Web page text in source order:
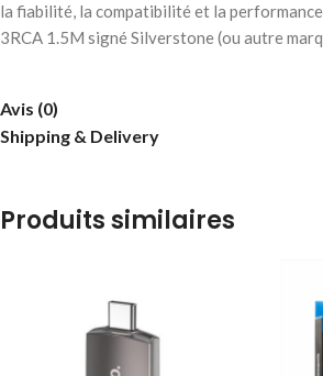
la fiabilité, la compatibilité et la performance
3RCA 1.5M signé Silverstone (ou autre
Avis (0)
Shipping & Delivery
Produits similaires